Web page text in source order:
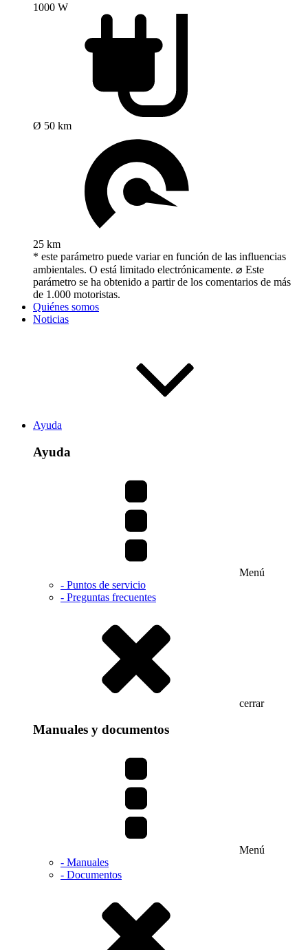
1000 W
Ø 50 km
25 km
* este parámetro puede variar en función de las influencias
ambientales. O está limitado electrónicamente. ⌀ Este
parámetro se ha obtenido a partir de los comentarios de más
de 1.000 motoristas.
Quiénes somos
Noticias
Ayuda
Ayuda
Menú
- Puntos de servicio
- Preguntas frecuentes
cerrar
Manuales y documentos
Menú
- Manuales
- Documentos